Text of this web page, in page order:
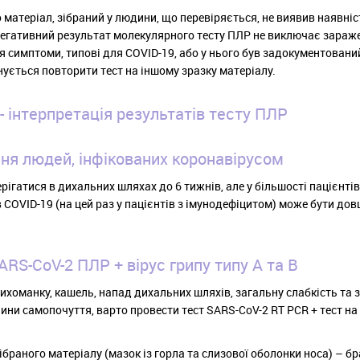
зібраний у людини, що перевіряється, не виявив
результат молекулярного тесту ПЛР не виключає
типові для COVID-19, або у нього був
повторити тест на іншому зразку матеріалу.
результатів тесту ПЛР
людей, інфікованих коронавірусом
в дихальних шляхах до 6 тижнів, але у більшості пацієнтів
19 (на цей раз у пацієнтів з імунодефіцитом) може бути
CoV-2 ПЛР + вірус грипу типу A та B
кашель, напад дихальних шляхів, загальну слабкість та
самопочуття, варто провести тест SARS-CoV-2 RT PCR + тест на
матеріалу (мазок із горла та слизової оболонки носа) –